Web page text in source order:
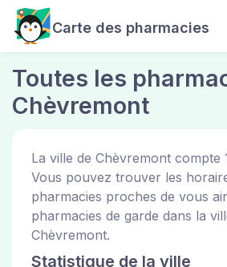
Carte des pharmacies
Toutes les
Chèvremont
La ville de Chèvremont compte
Vous pouvez trouver les
pharmacies proches de vous
pharmacies de garde dans la
Chèvremont.
Statistique de la ville